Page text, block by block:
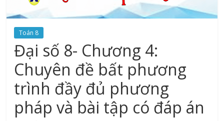
Toán 8
Đại số 8- Chương 4:
Chuyên đề bất phương
trình đầy đủ phương
pháp và bài tập có đáp án